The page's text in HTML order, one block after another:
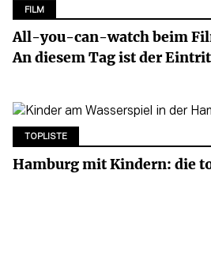
FILM
All-you-can-watch beim
An diesem Tag ist der
TOPLISTE
Hamburg mit Kindern: die